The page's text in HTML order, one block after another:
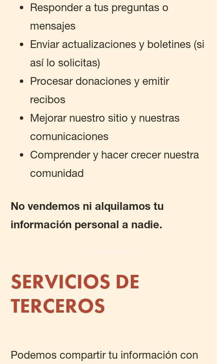
Responder a tus preguntas o
mensajes
Enviar actualizaciones y boletines (si
así lo solicitas)
Procesar donaciones y emitir
recibos
Mejorar nuestro sitio y nuestras
comunicaciones
Comprender y hacer crecer nuestra
comunidad
No vendemos ni alquilamos tu
información personal a nadie.
SERVICIOS DE
TERCEROS
Podemos compartir tu información con